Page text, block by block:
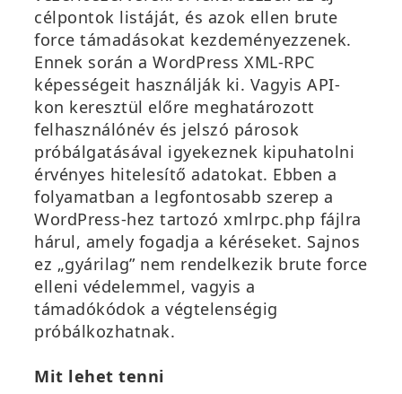
célpontok listáját, és azok ellen brute
force támadásokat kezdeményezzenek.
Ennek során a WordPress XML-RPC
képességeit használják ki. Vagyis API-
kon keresztül előre meghatározott
felhasználónév és jelszó párosok
próbálgatásával igyekeznek kipuhatolni
érvényes hitelesítő adatokat. Ebben a
folyamatban a legfontosabb szerep a
WordPress-hez tartozó xmlrpc.php fájlra
hárul, amely fogadja a kéréseket. Sajnos
ez „gyárilag” nem rendelkezik brute force
elleni védelemmel, vagyis a
támadókódok a végtelenségig
próbálkozhatnak.
Mit lehet tenni